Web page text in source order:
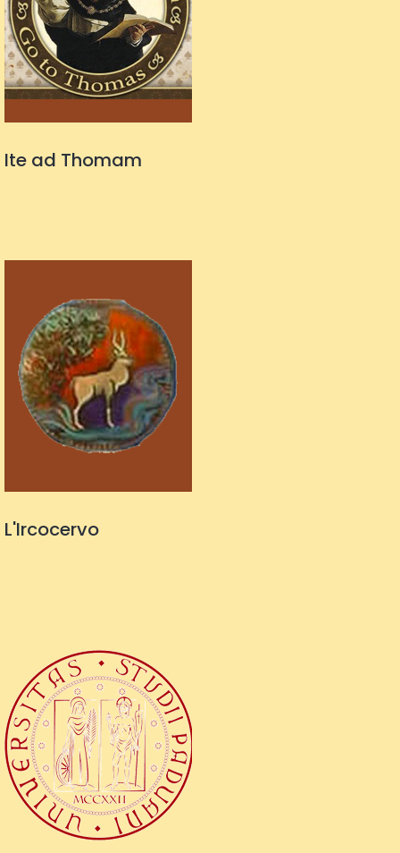
Ite ad Thomam
L'Ircocervo